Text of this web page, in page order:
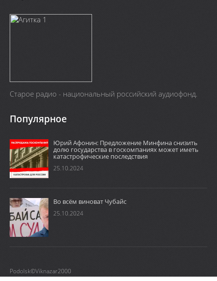
Старое радио - национальный российский аудиофонд.
Популярное
Юрий Афонин: Предложение Минфина снизить
долю государства в госкомпаниях может иметь
катастрофические последствия
25.10.2024
Во всём виноват Чубайс
25.10.2024
Podolsk©Viknazar2000